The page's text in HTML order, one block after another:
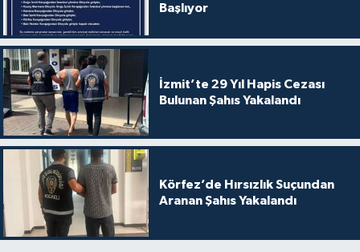
Başlıyor
İzmit’te 29 Yıl Hapis Cezası
Bulunan Şahıs Yakalandı
Körfez’de Hırsızlık Suçundan
Aranan Şahıs Yakalandı